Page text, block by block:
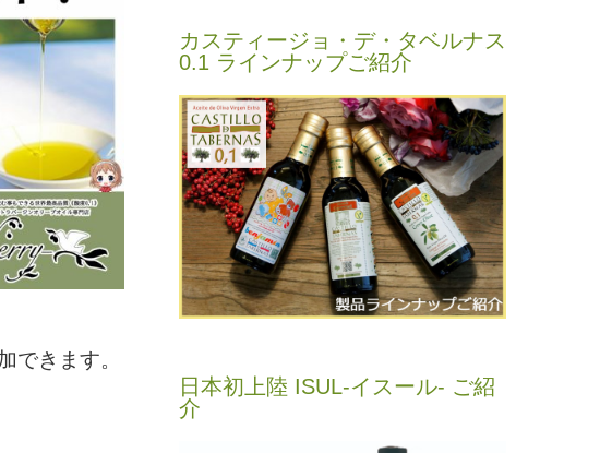
できます。
カスティージョ・デ・タベルナス
0.1 ラインナップご紹介
日本初上陸 ISUL-イスール- ご紹
介